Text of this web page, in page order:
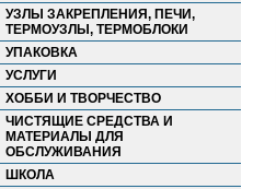
УЗЛЫ ЗАКРЕПЛЕНИЯ, ПЕЧИ,
ТЕРМОУЗЛЫ, ТЕРМОБЛОКИ
УПАКОВКА
УСЛУГИ
ХОББИ И ТВОРЧЕСТВО
ЧИСТЯЩИЕ СРЕДСТВА И
МАТЕРИАЛЫ ДЛЯ
ОБСЛУЖИВАНИЯ
ШКОЛА